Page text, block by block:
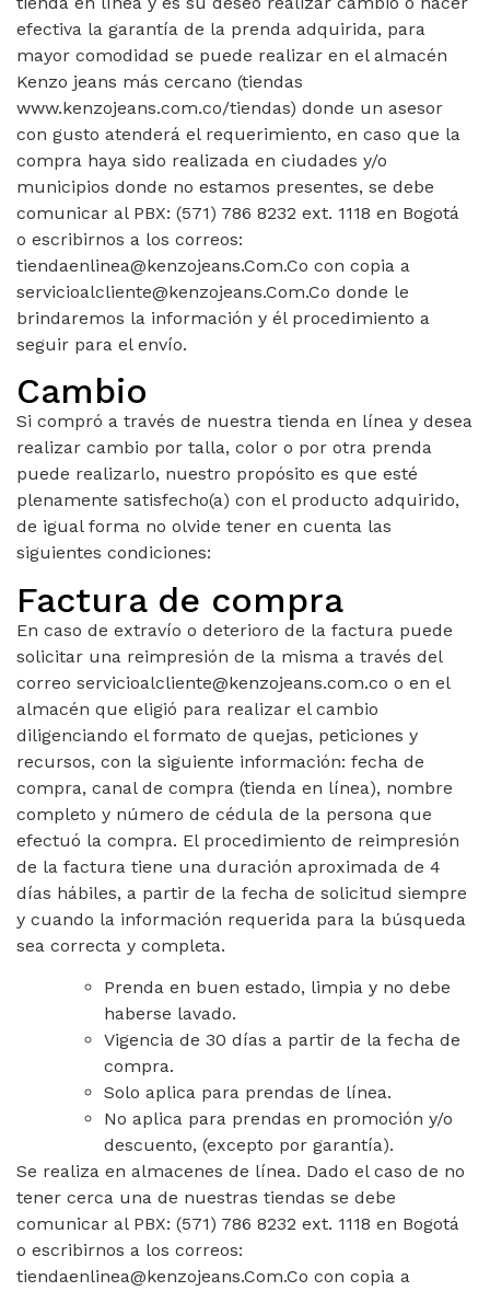
efectiva la garantía de la prenda adquirida, para
mayor comodidad se puede realizar en el almacén
Kenzo jeans más cercano (tiendas
www.kenzojeans.com.co/tiendas) donde un asesor
con gusto atenderá el requerimiento, en caso que la
compra haya sido realizada en ciudades y/o
municipios donde no estamos presentes, se debe
comunicar al PBX: (571) 786 8232 ext. 1118 en Bogotá
o escribirnos a los correos:
tiendaenlinea@kenzojeans.Com.Co con copia a
servicioalcliente@kenzojeans.Com.Co donde le
brindaremos la información y él procedimiento a
seguir para el envío.
Cambio
Si compró a través de nuestra tienda en línea y desea
realizar cambio por talla, color o por otra prenda
puede realizarlo, nuestro propósito es que esté
plenamente satisfecho(a) con el producto adquirido,
de igual forma no olvide tener en cuenta las
siguientes condiciones:
Factura de compra
En caso de extravío o deterioro de la factura puede
solicitar una reimpresión de la misma a través del
correo servicioalcliente@kenzojeans.com.co o en el
almacén que eligió para realizar el cambio
diligenciando el formato de quejas, peticiones y
recursos, con la siguiente información: fecha de
compra, canal de compra (tienda en línea), nombre
completo y número de cédula de la persona que
efectuó la compra. El procedimiento de reimpresión
de la factura tiene una duración aproximada de 4
días hábiles, a partir de la fecha de solicitud siempre
y cuando la información requerida para la búsqueda
sea correcta y completa.
Prenda en buen estado, limpia y no debe
haberse lavado.
Vigencia de 30 días a partir de la fecha de
compra.
Solo aplica para prendas de línea.
No aplica para prendas en promoción y/o
descuento, (excepto por garantía).
Se realiza en almacenes de línea. Dado el caso de no
tener cerca una de nuestras tiendas se debe
comunicar al PBX: (571) 786 8232 ext. 1118 en Bogotá
o escribirnos a los correos:
tiendaenlinea@kenzojeans.Com.Co con copia a